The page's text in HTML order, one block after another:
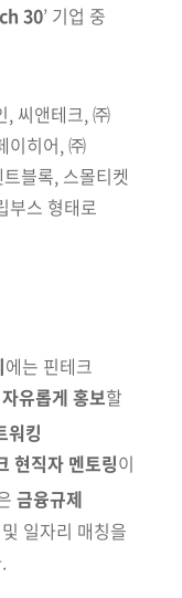
30’ 기업 중
, 씨앤테크, ㈜
이히어, ㈜
블록, 스몰티켓
부스 형태로
에는 핀테크
유롭게 홍보할
워킹
현직자 멘토링이
금융규제
및 일자리 매칭을